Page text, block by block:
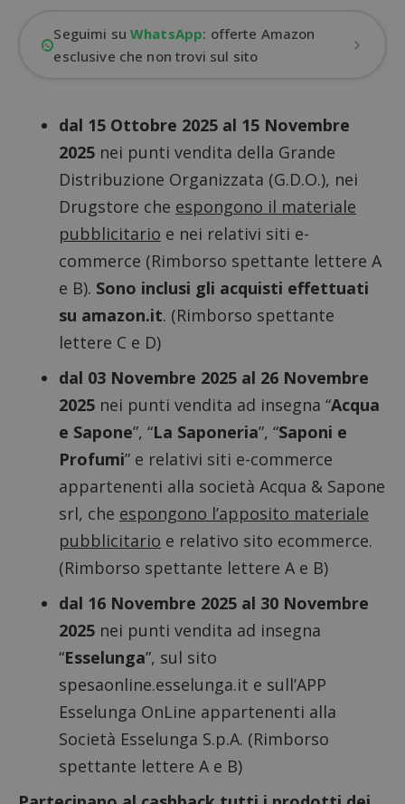
Seguimi suWhatsApp: offerte Amazon
esclusive che non trovi sul sito
dal 15 Ottobre 2025 al 15 Novembre
2025 nei punti vendita della Grande
Distribuzione Organizzata (G.D.O.), nei
Drugstore che espongono il materiale
pubblicitario e nei relativi siti e-
commerce (Rimborso spettante lettere A
e B). Sono inclusi gli acquisti effettuati
su amazon.it. (Rimborso spettante
lettere C e D)
dal 03 Novembre 2025 al 26 Novembre
2025 nei punti vendita ad insegna “Acqua
e Sapone”, “La Saponeria”, “Saponi e
Profumi” e relativi siti e-commerce
appartenenti alla società Acqua & Sapone
srl, che espongono l’apposito materiale
pubblicitario e relativo sito ecommerce.
(Rimborso spettante lettere A e B)
dal 16 Novembre 2025 al 30 Novembre
2025 nei punti vendita ad insegna
“Esselunga”, sul sito
spesaonline.esselunga.it e sull’APP
Esselunga OnLine appartenenti alla
Società Esselunga S.p.A. (Rimborso
spettante lettere A e B)